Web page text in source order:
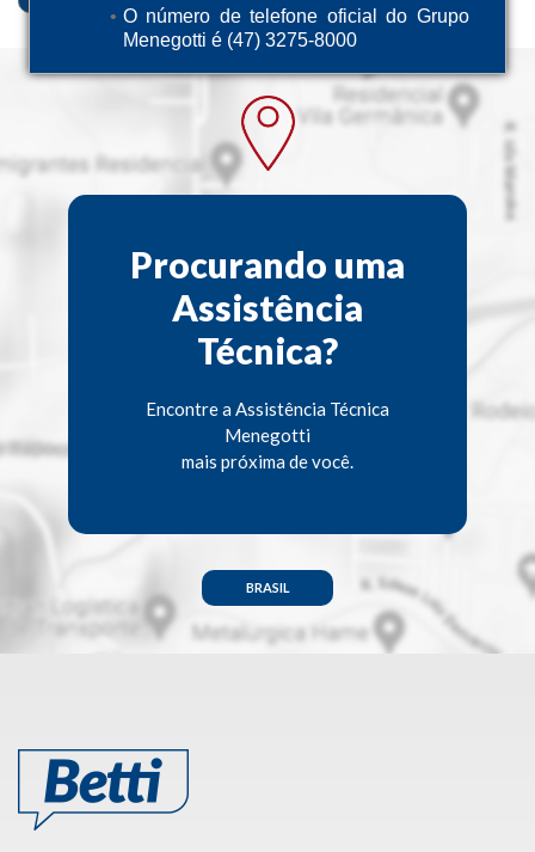
O número de telefone oficial do Grupo
Menegotti é (47) 3275-8000
Procurando uma
Assistência
Técnica?
Encontre a Assistência Técnica
Menegotti
mais próxima de você.
BRASIL